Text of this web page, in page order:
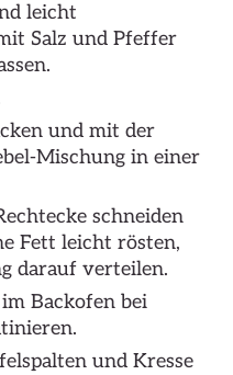
leicht
Salz und Pfeffer
und mit der
Mischung in einer
schneiden
Fett leicht rösten,
darauf verteilen.
Backofen bei
und Kresse